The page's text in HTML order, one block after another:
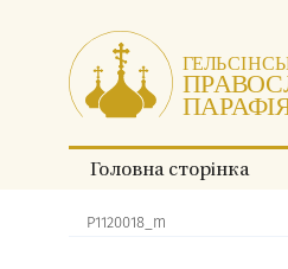
до
змісту.
Головна сторінка
Хлібні
P1120018_m